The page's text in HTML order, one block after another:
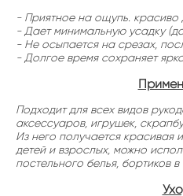
- Приятное на ощупь. красиво
- Дает минимальную усадку
- Не осыпается на срезах,
- Долгое время сохраняет
Подходит для всех видов
аксессуаров, игрушек,
Из него получается красивая
детей и взрослых, можно
постельного белья, бортиков в